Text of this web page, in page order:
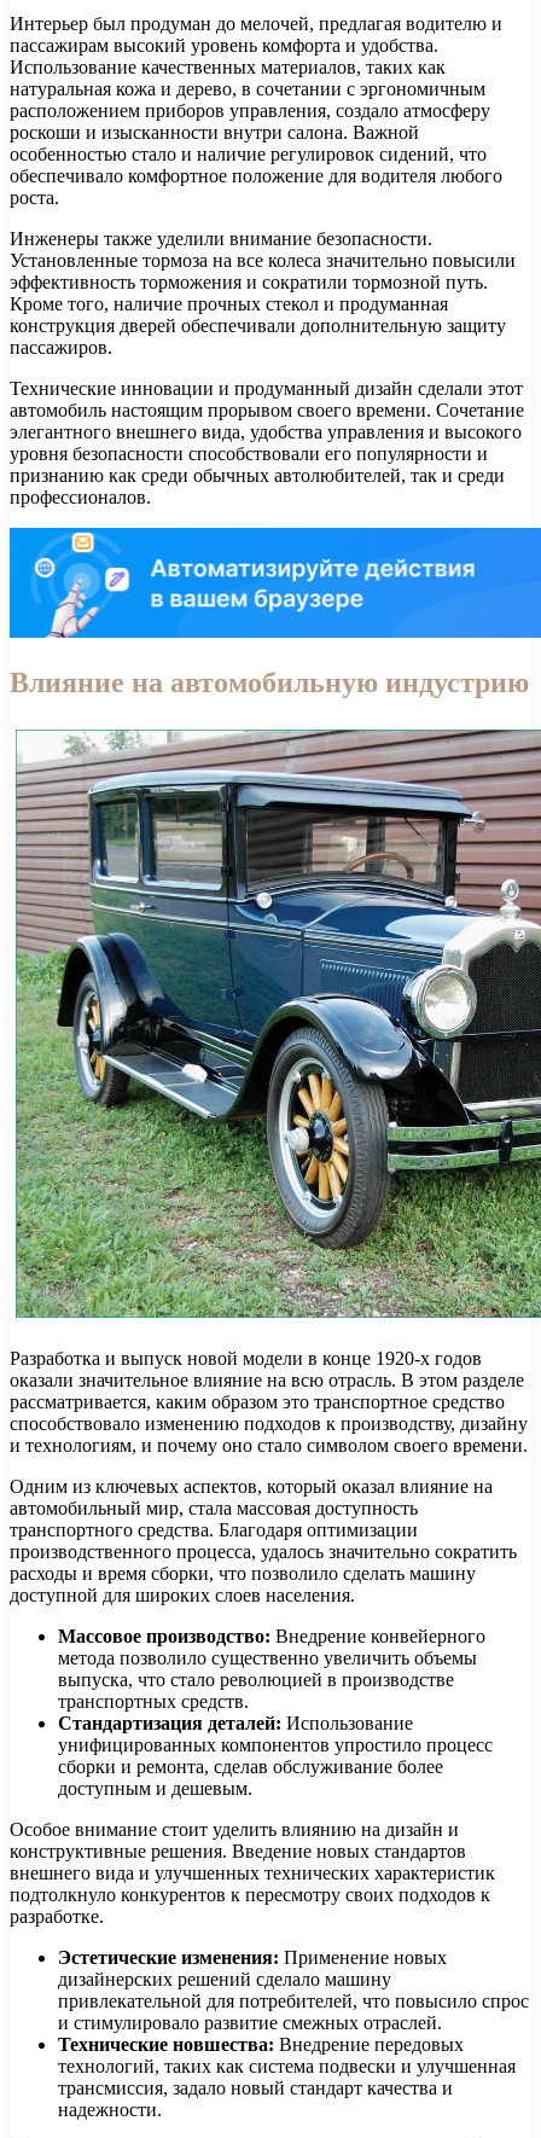
Интерьер был продуман до мелочей, предлагая водителю и
пассажирам высокий уровень комфорта и удобства.
Использование качественных материалов, таких как
натуральная кожа и дерево, в сочетании с эргономичным
расположением приборов управления, создало атмосферу
роскоши и изысканности внутри салона. Важной
особенностью стало и наличие регулировок сидений, что
обеспечивало комфортное положение для водителя любого
роста.
Инженеры также уделили внимание безопасности.
Установленные тормоза на все колеса значительно повысили
эффективность торможения и сократили тормозной путь.
Кроме того, наличие прочных стекол и продуманная
конструкция дверей обеспечивали дополнительную защиту
пассажиров.
Технические инновации и продуманный дизайн сделали этот
автомобиль настоящим прорывом своего времени. Сочетание
элегантного внешнего вида, удобства управления и высокого
уровня безопасности способствовали его популярности и
признанию как среди обычных автолюбителей, так и среди
профессионалов.
Влияние на автомобильную индустрию
Разработка и выпуск новой модели в конце 1920-х годов
оказали значительное влияние на всю отрасль. В этом разделе
рассматривается, каким образом это транспортное средство
способствовало изменению подходов к производству, дизайну
и технологиям, и почему оно стало символом своего времени.
Одним из ключевых аспектов, который оказал влияние на
автомобильный мир, стала массовая доступность
транспортного средства. Благодаря оптимизации
производственного процесса, удалось значительно сократить
расходы и время сборки, что позволило сделать машину
доступной для широких слоев населения.
Массовое производство: Внедрение конвейерного
метода позволило существенно увеличить объемы
выпуска, что стало революцией в производстве
транспортных средств.
Стандартизация деталей: Использование
унифицированных компонентов упростило процесс
сборки и ремонта, сделав обслуживание более
доступным и дешевым.
Особое внимание стоит уделить влиянию на дизайн и
конструктивные решения. Введение новых стандартов
внешнего вида и улучшенных технических характеристик
подтолкнуло конкурентов к пересмотру своих подходов к
разработке.
Эстетические изменения: Применение новых
дизайнерских решений сделало машину
привлекательной для потребителей, что повысило спрос
и стимулировало развитие смежных отраслей.
Технические новшества: Внедрение передовых
технологий, таких как система подвески и улучшенная
трансмиссия, задало новый стандарт качества и
надежности.